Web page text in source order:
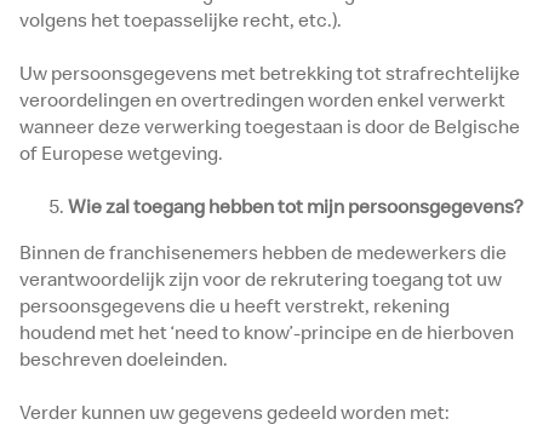
volgens het toepasselijke recht, etc.).
Uw persoonsgegevens met betrekking tot strafrechtelijke
veroordelingen en overtredingen worden enkel verwerkt
wanneer deze verwerking toegestaan is door de Belgische
of Europese wetgeving.
Wie zal toegang hebben tot mijn persoonsgegevens?
Binnen de franchisenemers hebben de medewerkers die
verantwoordelijk zijn voor de rekrutering toegang tot uw
persoonsgegevens die u heeft verstrekt, rekening
houdend met het ‘need to know’-principe en de hierboven
beschreven doeleinden.
Verder kunnen uw gegevens gedeeld worden met: